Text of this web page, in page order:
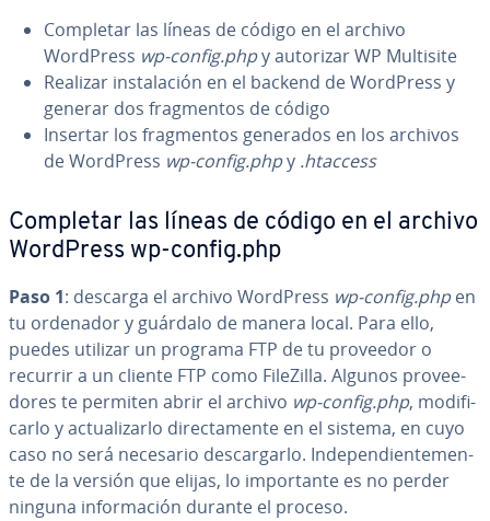
Completar las líneas de código en el archivo
WordPress wp-config.phpy autorizar WP Multisite
Realizar in­s­ta­la­ción en el backend de WordPress y
generar dos fra­g­me­n­tos de código
Insertar los fra­g­me­n­tos generados en los archivos
de WordPress wp-config.phpy .htaccess
Completar las líneas de código en el archivo
WordPress wp-config.php
Paso 1: descarga el archivo WordPress wp-config.phpen
tu ordenador y guárdalo de manera local. Para ello,
puedes utilizar un programa FTP de tu proveedor o
recurrir a un cliente FTP como FileZilla. Algunos pro­vee­
do­res te permiten abrir el archivo wp-config.php, mo­di­fi­
car­lo y ac­tua­li­zar­lo di­re­c­ta­me­n­te en el sistema, en cuyo
caso no será necesario de­s­ca­r­gar­lo. In­de­pe­n­die­n­te­me­n­
te de la versión que elijas, lo im­po­r­ta­n­te es no perder
ninguna in­fo­r­ma­ción durante el proceso.